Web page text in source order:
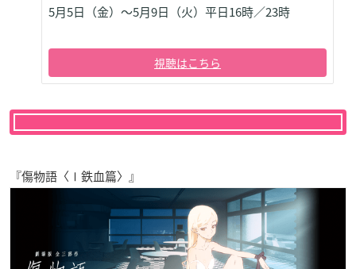
5月5日（金）～5月9日（火）平日16時／23時
視聴はこちら
『傷物語〈Ⅰ鉄血篇〉』